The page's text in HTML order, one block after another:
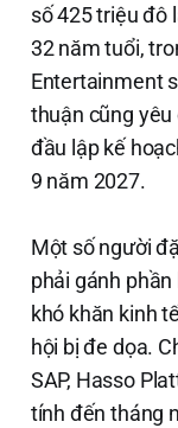
số 425 triệu đô
32 năm tuổi,
Entertainment
thuận cũng
đầu lập kế
9 năm 2027.
Một số người
phải gánh
khó khăn kinh
hội bị đe dọa.
SAP, Hasso
tính đến tháng